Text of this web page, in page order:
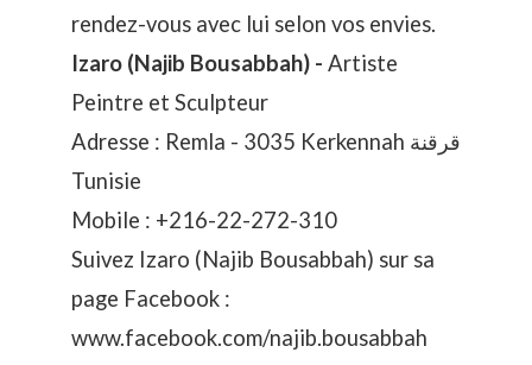
rendez-vous avec lui selon vos envies.
Izaro (Najib Bousabbah) - Artiste
Peintre et Sculpteur
Adresse : Remla - 3035 Kerkennah قرقنة
Tunisie
Mobile : +216-22-272-310
Suivez Izaro (Najib Bousabbah) sur sa
page Facebook :
www.facebook.com/najib.bousabbah